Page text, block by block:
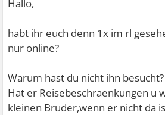
Hallo,
habt ihr euch denn 1x im rl
nur online?
Warum hast du nicht ihn besucht?
Hat er Reisebeschraenkungen u
kleinen Bruder,wenn er nicht da